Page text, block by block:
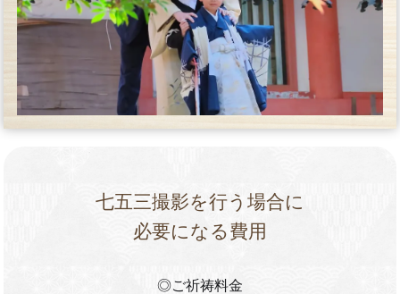
七五三撮影を行う場合に
必要になる費用
◎ご祈祷料金